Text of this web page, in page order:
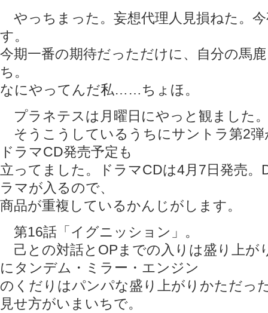
やっちまった。妄想代理人見損ねた。
す。
今期一番の期待だっただけに、自分の馬
ち。
なにやってんだ私……ちょほ。
プラネテスは月曜日にやっと観ました
そうこうしているうちにサントラ第2弾
ドラマCD発売予定も
立ってました。ドラマCDは4月7日発売
ラマが入るので、
商品が重複しているかんじがします。
第16話「イグニッション」。
己との対話とOPまでの入りは盛り上が
にタンデム・ミラー・エンジン
のくだりはパンパな盛り上がりかただっ
見せ方がいまいちで。